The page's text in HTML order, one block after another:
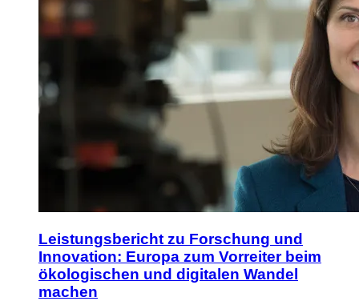
Leistungsbericht zu Forschung und
Innovation: Europa zum Vorreiter beim
ökologischen und digitalen Wandel
machen